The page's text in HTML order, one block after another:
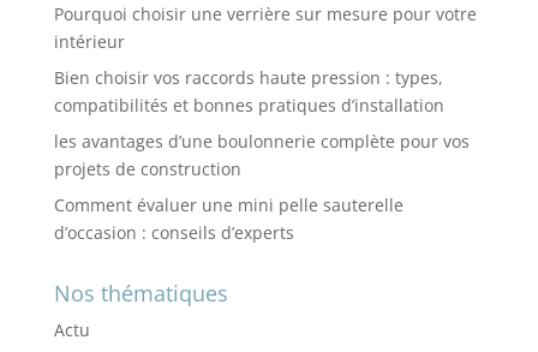
Pourquoi choisir une verrière sur mesure pour votre
intérieur
Bien choisir vos raccords haute pression : types,
compatibilités et bonnes pratiques d’installation
les avantages d’une boulonnerie complète pour vos
projets de construction
Comment évaluer une mini pelle sauterelle
d’occasion : conseils d’experts
Nos thématiques
Actu